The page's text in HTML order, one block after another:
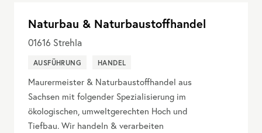
Naturbau & Naturbaustoffhandel
01616 Strehla
AUSFÜHRUNG HANDEL
Maurermeister & Naturbaustoffhandel aus
Sachsen mit folgender Spezialisierung im
ökologischen, umweltgerechten Hoch und
Tiefbau. Wir handeln & verarbeiten